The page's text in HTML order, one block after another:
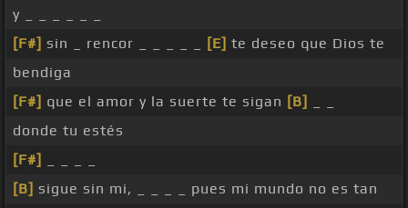
y _ _ _ _ _ _
[F#] sin _ rencor _ _ _ _ _ [E] te deseo que Dios te
bendiga
[F#] que el amor y la suerte te sigan [B]
donde tu estés
[F#]
[B] sigue sin mi, _ _ _ _ pues mi mundo no es tan